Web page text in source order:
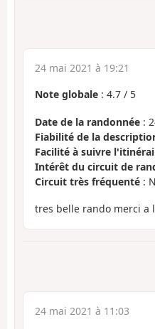
24 mai 2021 à 19:21
Note globale : 4.7 / 5
Date de la randonnée :
Fiabilité de la
Facilité à suivre
Intérêt du circuit de
Circuit très fréquenté :
tres belle rando merci a
24 mai 2021 à 11:03